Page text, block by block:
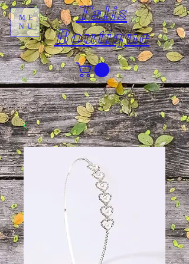
Talis
Boutique
ME
NU